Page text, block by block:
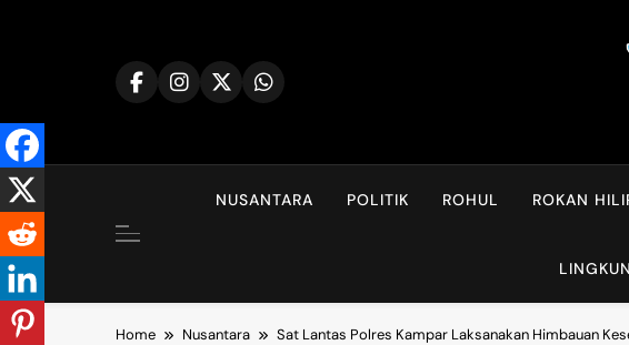
NUSANTARA POLITIK ROHUL ROKAN
Home Nusantara Sat Lantas Polres Kampar Laksanakan Himbauan